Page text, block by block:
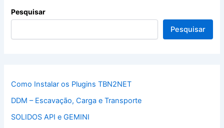
Pesquisar
Pesquisar
Como Instalar os Plugins TBN2NET
DDM – Escavação, Carga e Transporte
SOLIDOS API e GEMINI